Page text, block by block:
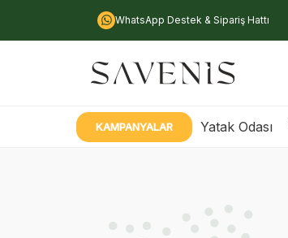
WhatsApp Destek & Sipariş Hattı
KAMPANYALAR Yatak Odası